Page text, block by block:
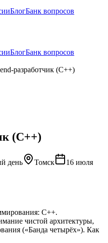
БлогБанк вопросов
БлогБанк вопросов
разработчик (C++)
(C++)
день Томск
16 июля
C++.
чистой архитектуры,
(«Банда четырёх»). Как